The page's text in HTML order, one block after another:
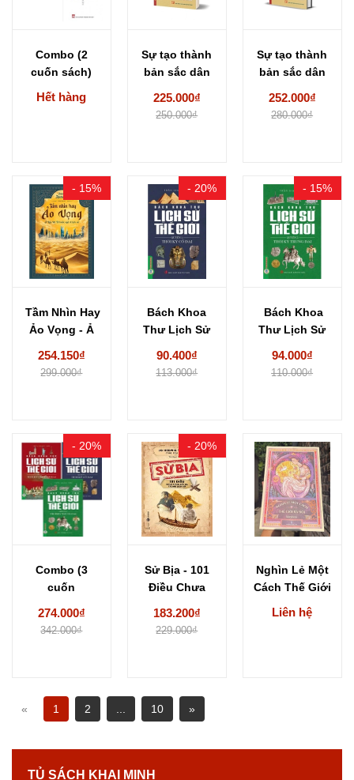
Combo (2
cuốn sách)
Nước Đức Từ
Hết hàng
Sự tạo thành
bản sắc dân
225.000₫
250.000₫
Sự tạo thành
bản sắc dân
252.000₫
280.000₫
- 15%
Tầm Nhìn Hay
Ảo Vọng - Ả
254.150₫
299.000₫
- 20%
Bách Khoa
Thư Lịch Sử
90.400₫
113.000₫
- 15%
Bách Khoa
Thư Lịch Sử
94.000₫
110.000₫
- 20%
Combo (3
cuốn
274.000₫
342.000₫
- 20%
Sử Bịa - 101
Điều Chưa
183.200₫
229.000₫
Nghìn Lẻ Một
Cách Thế Giới
Ra Đời...
Liên hệ
« 1 2 10 »
TỦ SÁCH KHAI MINH